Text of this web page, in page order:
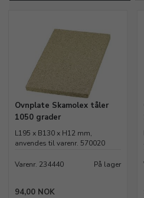
ta kontakt hvis du er i tvil
anvendelsesmulighetene
spesifikke ovner eller utstyr.
Ovnplate Skamolex tåler
1050 grader
L195 x B130 x H12 mm,
anvendes til varenr. 570020
Varenr. 234440 På lager
94,00 NOK